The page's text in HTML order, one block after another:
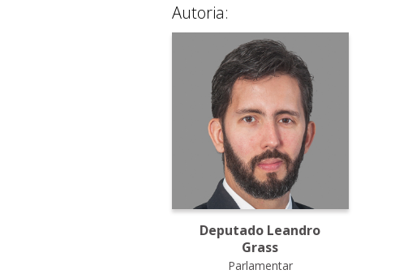
Autoria:
Deputado Leandro
Grass
Parlamentar